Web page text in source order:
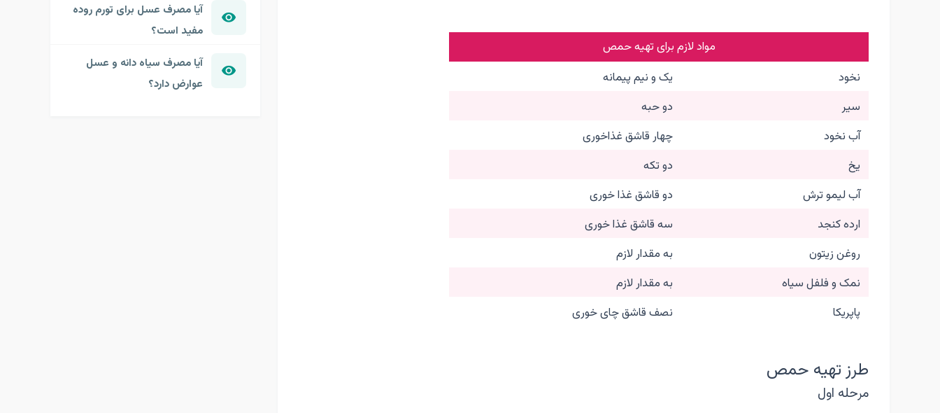
مواد لازم برای تهیه حمص
نخود
یک و نیم پیمانه
سیر
دو حبه
آب نخود
چهار قاشق غذاخوری
یخ
دو تکه
آب لیمو ترش
دو قاشق غذا خوری
ارده کنجد
سه قاشق غذا خوری
روغن زیتون
به مقدار لازم
نمک و فلفل سیاه
به مقدار لازم
پاپریکا
نصف قاشق چای خوری
طرز تهیه حمص
مرحله اول
آیا مصرف عسل برای تورم روده
مفید است؟
آیا مصرف سیاه دانه و عسل
عوارض دارد؟